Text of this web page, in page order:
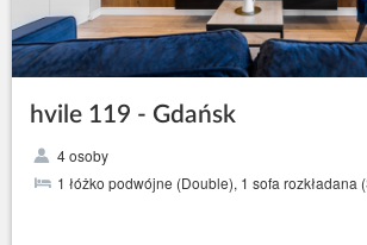
hvile 119 - Gdańsk
4 osoby
1 łóżko podwójne (Double), 1 sofa rozkładana